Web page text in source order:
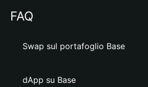
FAQ
Swap sul portafoglio Base
dApp su Base